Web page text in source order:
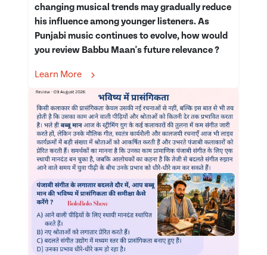
changing musical trends may gradually reduce
his influence among younger listeners. As
Punjabi music continues to evolve, how would
you review Babbu Maan's future relevance ?
Learn More